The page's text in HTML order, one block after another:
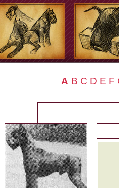
A B C D E F